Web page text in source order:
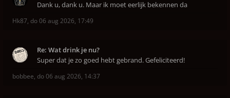
Dank u, dank u. Maar ik moet eerlijk bekennen da
Hk87, do 06 aug 2026, 17:49
Re: Wat drink je nu?
Super dat je zo goed hebt gebrand. Gefeliciteerd!
bobbee, do 06 aug 2026, 14:37